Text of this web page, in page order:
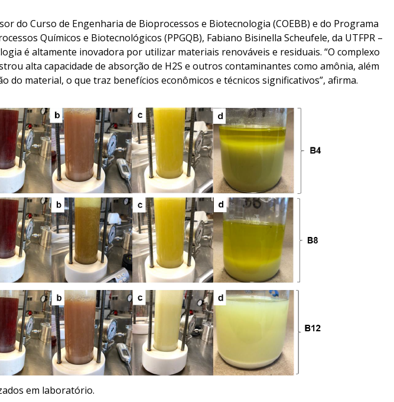
do Curso de Engenharia de Bioprocessos e Biotecnologia (COEBB) e do Programa
Químicos e Biotecnológicos (PPGQB), Fabiano Bisinella Scheufele, da UTFPR –
é altamente inovadora por utilizar materiais renováveis e residuais. “O complexo
alta capacidade de absorção de H2S e outros contaminantes como amônia, além
do material, o que traz benefícios econômicos e técnicos significativos”, afirma.
em laboratório.